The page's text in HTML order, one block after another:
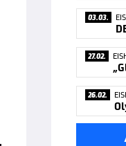
03.03.
27.02.
26.02.